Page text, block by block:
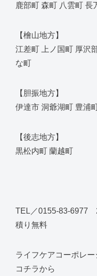
鹿部町 森町 八雲町 長
【檜山地方】
江差町 上ノ国町 厚沢
な町
【胆振地方】
伊達市 洞爺湖町 豊浦
【後志地方】
黒松内町 蘭越町
TEL／0155-83-6977
積り無料
ライフケアコーポレ
コチラから